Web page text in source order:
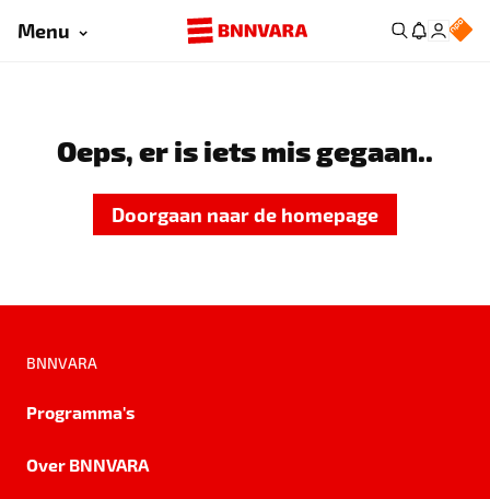
Menu
Oeps, er is iets mis gegaan..
Doorgaan naar de homepage
BNNVARA
Programma's
Over BNNVARA